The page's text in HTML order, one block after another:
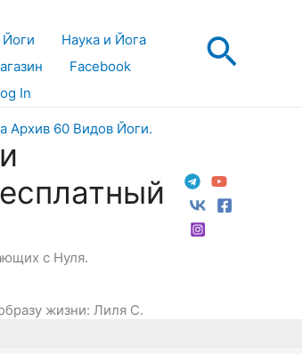
Наука и Йога
Facebook
In
с Нуля.
жизни: Лиля С.